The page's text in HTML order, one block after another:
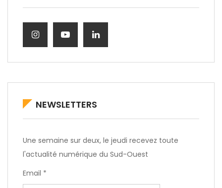
NEWSLETTERS
Une semaine sur deux, le jeudi recevez toute
l'actualité numérique du Sud-Ouest
Email *